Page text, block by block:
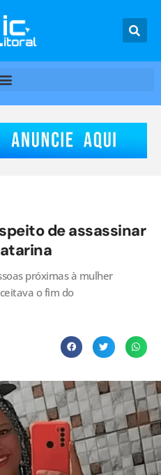
de assassinar
próximas à mulher
o fim do